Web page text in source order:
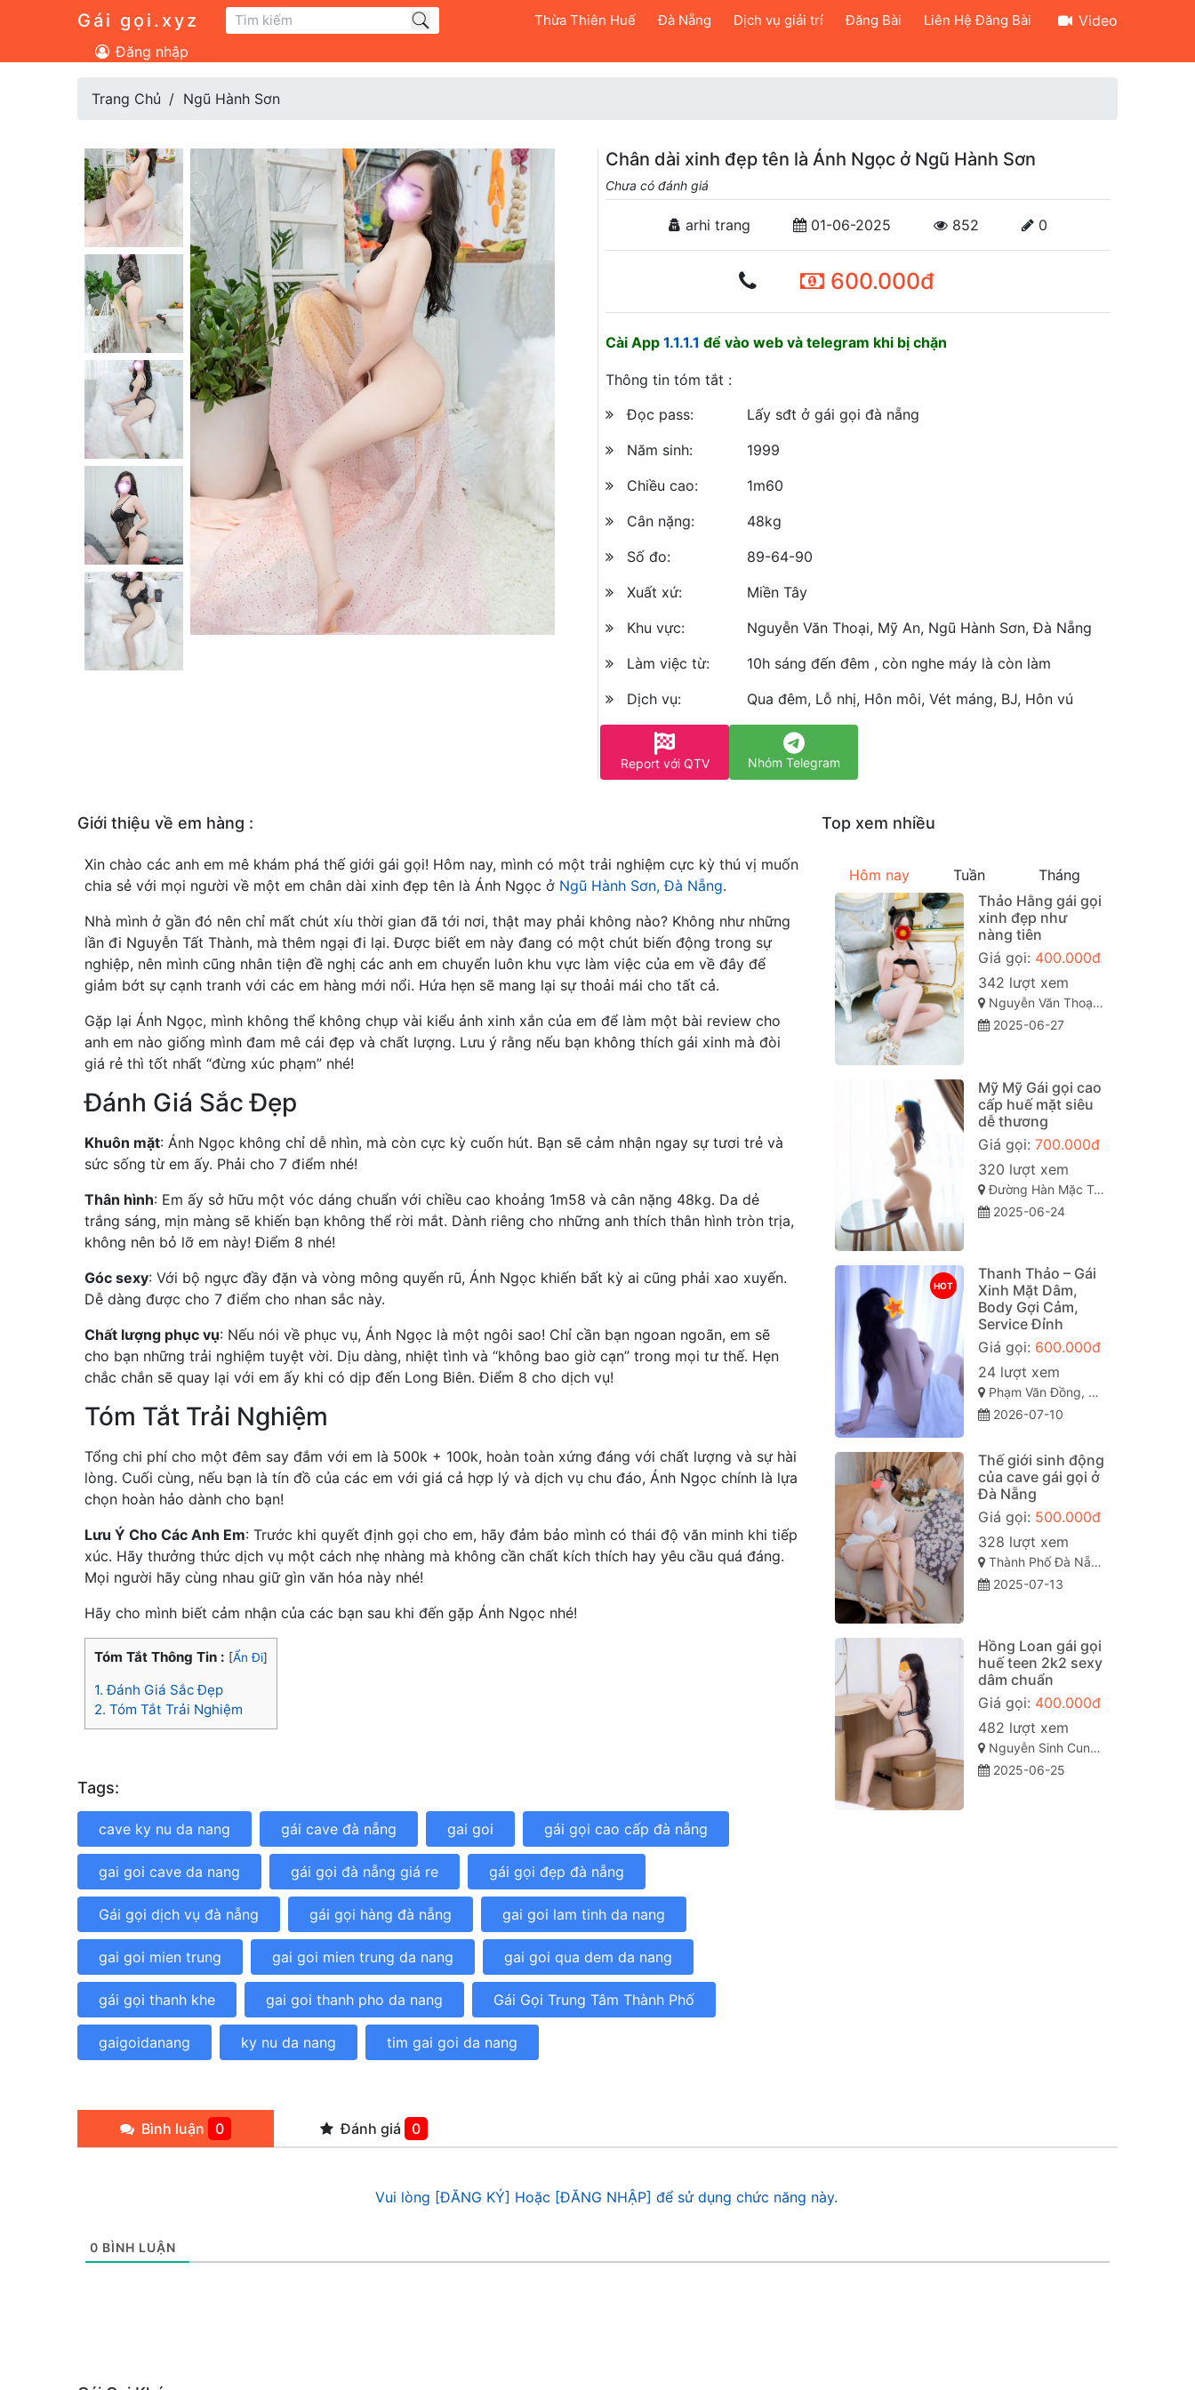
Gái gọi.xyz Thừa Thiên Huế Đà Nẵng Dịch vụ giải trí Đăng Bài Liên Hệ Đăng Bài
Video
Đăng nhập
Trang Chủ Ngũ Hành Sơn
Chân dài xinh đẹp tên là Ánh Ngọc ở Ngũ Hành Sơn
Chưa có đánh giá
arhi trang 01-06-2025 852 0
600.000đ
Cài App 1.1.1.1 để vào web và telegram khi bị chặn
Thông tin tóm tắt :
Đọc pass:
Lấy sđt ở gái gọi đà nẵng
Năm sinh:
1999
Chiều cao:
1m60
Cân nặng:
48kg
Số đo:
89-64-90
Xuất xứ:
Miền Tây
Khu vực:
Nguyễn Văn Thoại, Mỹ An, Ngũ Hành Sơn, Đà Nẵng
Làm việc từ:
10h sáng đến đêm , còn nghe máy là còn làm
Dịch vụ:
Qua đêm, Lỗ nhị, Hôn môi, Vét máng, BJ, Hôn vú
Report với QTV Nhóm Telegram
Giới thiệu về em hàng :
Xin chào các anh em mê khám phá thế giới gái gọi! Hôm nay, mình có một trải nghiệm cực kỳ thú vị muốn
chia sẻ với mọi người về một em chân dài xinh đẹp tên là Ánh Ngọc ở Ngũ Hành Sơn, Đà Nẵng.
Nhà mình ở gần đó nên chỉ mất chút xíu thời gian đã tới nơi, thật may phải không nào? Không như những
lần đi Nguyễn Tất Thành, mà thêm ngại đi lại. Được biết em này đang có một chút biến động trong sự
nghiệp, nên mình cũng nhân tiện đề nghị các anh em chuyển luôn khu vực làm việc của em về đây để
giảm bớt sự cạnh tranh với các em hàng mới nổi. Hứa hẹn sẽ mang lại sự thoải mái cho tất cả.
Gặp lại Ánh Ngọc, mình không thể không chụp vài kiểu ảnh xinh xắn của em để làm một bài review cho
anh em nào giống mình đam mê cái đẹp và chất lượng. Lưu ý rằng nếu bạn không thích gái xinh mà đòi
giá rẻ thì tốt nhất “đừng xúc phạm” nhé!
Đánh Giá Sắc Đẹp
Khuôn mặt: Ánh Ngọc không chỉ dễ nhìn, mà còn cực kỳ cuốn hút. Bạn sẽ cảm nhận ngay sự tươi trẻ và
sức sống từ em ấy. Phải cho 7 điểm nhé!
Thân hình: Em ấy sở hữu một vóc dáng chuẩn với chiều cao khoảng 1m58 và cân nặng 48kg. Da dẻ
trắng sáng, mịn màng sẽ khiến bạn không thể rời mắt. Dành riêng cho những anh thích thân hình tròn trịa,
không nên bỏ lỡ em này! Điểm 8 nhé!
Góc sexy: Với bộ ngực đầy đặn và vòng mông quyến rũ, Ánh Ngọc khiến bất kỳ ai cũng phải xao xuyến.
Dễ dàng được cho 7 điểm cho nhan sắc này.
Chất lượng phục vụ: Nếu nói về phục vụ, Ánh Ngọc là một ngôi sao! Chỉ cần bạn ngoan ngoãn, em sẽ
cho bạn những trải nghiệm tuyệt vời. Dịu dàng, nhiệt tình và “không bao giờ cạn” trong mọi tư thế. Hẹn
chắc chắn sẽ quay lại với em ấy khi có dịp đến Long Biên. Điểm 8 cho dịch vụ!
Tóm Tắt Trải Nghiệm
Tổng chi phí cho một đêm say đắm với em là 500k + 100k, hoàn toàn xứng đáng với chất lượng và sự hài
lòng. Cuối cùng, nếu bạn là tín đồ của các em với giá cả hợp lý và dịch vụ chu đáo, Ánh Ngọc chính là lựa
chọn hoàn hảo dành cho bạn!
Lưu Ý Cho Các Anh Em: Trước khi quyết định gọi cho em, hãy đảm bảo mình có thái độ văn minh khi tiếp
xúc. Hãy thưởng thức dịch vụ một cách nhẹ nhàng mà không cần chất kích thích hay yêu cầu quá đáng.
Mọi người hãy cùng nhau giữ gìn văn hóa này nhé!
Hãy cho mình biết cảm nhận của các bạn sau khi đến gặp Ánh Ngọc nhé!
Tóm Tắt Thông Tin : [Ẩn Đi]
1. Đánh Giá Sắc Đẹp
2. Tóm Tắt Trải Nghiệm
Tags:
cave ky nu da nang gái cave đà nẵng gai goi gái gọi cao cấp đà nẵng
gai goi cave da nang gái gọi đà nẵng giá re gái gọi đẹp đà nẵng
Gái gọi dịch vụ đà nẵng gái gọi hàng đà nẵng gai goi lam tinh da nang
gai goi mien trung gai goi mien trung da nang gai goi qua dem da nang
gái gọi thanh khe gai goi thanh pho da nang Gái Gọi Trung Tâm Thành Phố
gaigoidanang ky nu da nang tim gai goi da nang
Top xem nhiều
Hôm nay Tuần
Tháng
Thảo Hằng gái gọi
xinh đẹp như
nàng tiên
Giá gọi: 400.000đ
342 lượt xem
Nguyễn Văn Thoại, Mỹ An, Ngũ Hành Sơn, Đà Nẵng
2025-06-27
Mỹ Mỹ Gái gọi cao
cấp huế mặt siêu
dễ thương
Giá gọi: 700.000đ
320 lượt xem
Đường Hàn Mặc Tử, Vỹ Dạ, Thành phố Huế
2025-06-24
HOT
Thanh Thảo – Gái
Xinh Mặt Dâm,
Body Gợi Cảm,
Service Đỉnh
Giá gọi: 600.000đ
24 lượt xem
Phạm Văn Đồng, Vỹ Dạ, Huế, Thừa Thiên Huế
2026-07-10
Thế giới sinh động
của cave gái gọi ở
Đà Nẵng
Giá gọi: 500.000đ
328 lượt xem
Thành Phố Đà Nẵng
2025-07-13
Hồng Loan gái gọi
huế teen 2k2 sexy
dâm chuẩn
Giá gọi: 400.000đ
482 lượt xem
Nguyễn Sinh Cung, Vỹ Dạ, Huế, Thừa Thiên Huế
2025-06-25
Bình luận 0 Đánh giá 0
Vui lòng [ĐĂNG KÝ] Hoặc [ĐĂNG NHẬP] để sử dụng chức năng này.
0 BÌNH LUẬN